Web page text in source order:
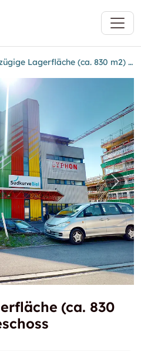
Grosszügige Lagerfläche (ca. 830 m2) im 2. Obergeschoss
Lagerfläche
(ca. 830